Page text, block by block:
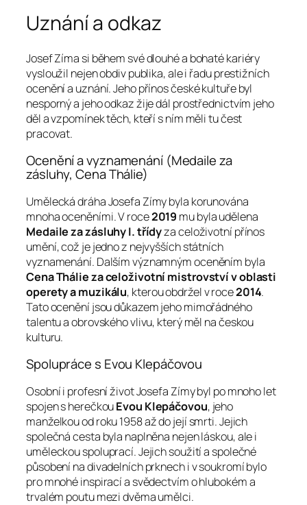
Uznání a odkaz
Josef Zíma si během své dlouhé a bohaté kariéry
vysloužil nejen obdiv publika, ale i řadu prestižních
ocenění a uznání. Jeho přínos české kultuře byl
nesporný a jeho odkaz žije dál prostřednictvím jeho
děl a vzpomínek těch, kteří s ním měli tu čest
pracovat.
Ocenění a vyznamenání (Medaile za
zásluhy, Cena Thálie)
Umělecká dráha Josefa Zímy byla korunována
mnoha oceněními. V roce2019 mu byla udělena
Medaile za zásluhy I. třídyza celoživotní přínos
umění, což je jedno z nejvyšších státních
vyznamenání. Dalším významným oceněním byla
Cena Thálie za celoživotní mistrovství v oblasti
operety a muzikálu, kterou obdržel v roce2014.
Tato ocenění jsou důkazem jeho mimořádného
talentu a obrovského vlivu, který měl na českou
kulturu.
Spolupráce s Evou Klepáčovou
Osobní i profesní život Josefa Zímy byl po mnoho let
spojen s herečkouEvou Klepáčovou, jeho
manželkou od roku 1958 až do její smrti. Jejich
společná cesta byla naplněna nejen láskou, ale i
uměleckou spoluprací. Jejich soužití a společné
působení na divadelních prknech i v soukromí bylo
pro mnohé inspirací a svědectvím o hlubokém a
trvalém poutu mezi dvěma umělci.